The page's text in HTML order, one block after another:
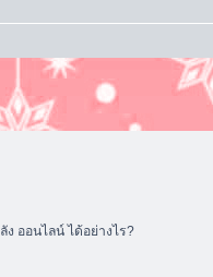
ออนไลน์ ได้อย่างไร?